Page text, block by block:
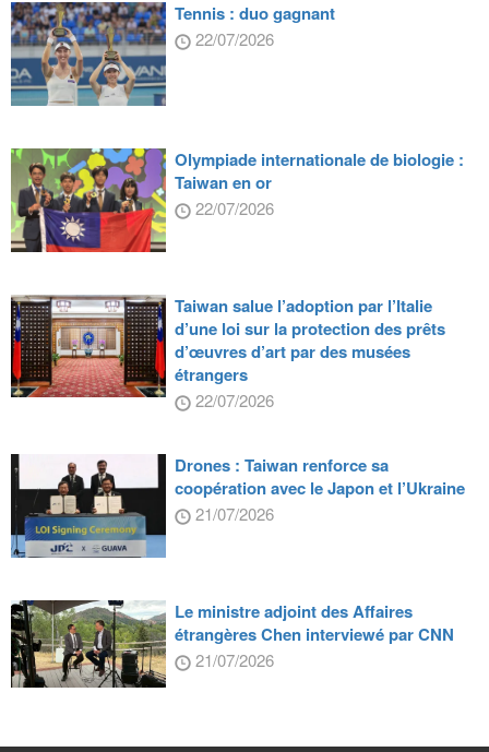
Tennis : duo gagnant
22/07/2026
Olympiade internationale de biologie :
Taiwan en or
22/07/2026
Taiwan salue l’adoption par l’Italie
d’une loi sur la protection des prêts
d’œuvres d’art par des musées
étrangers
22/07/2026
Drones : Taiwan renforce sa
coopération avec le Japon et l’Ukraine
21/07/2026
Le ministre adjoint des Affaires
étrangères Chen interviewé par CNN
21/07/2026